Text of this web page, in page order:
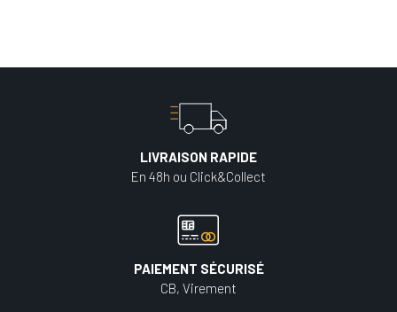
LIVRAISON RAPIDE
En 48h ou Click&Collect
PAIEMENT SÉCURISÉ
CB, Virement